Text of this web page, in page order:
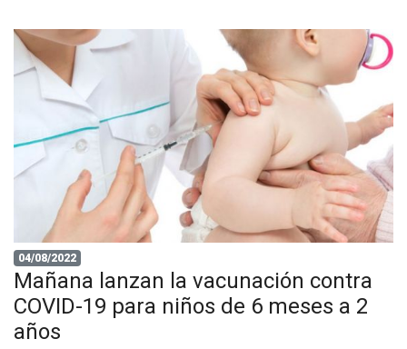
04/08/2022
Mañana lanzan la vacunación contra
COVID-19 para niños de 6 meses a 2
años